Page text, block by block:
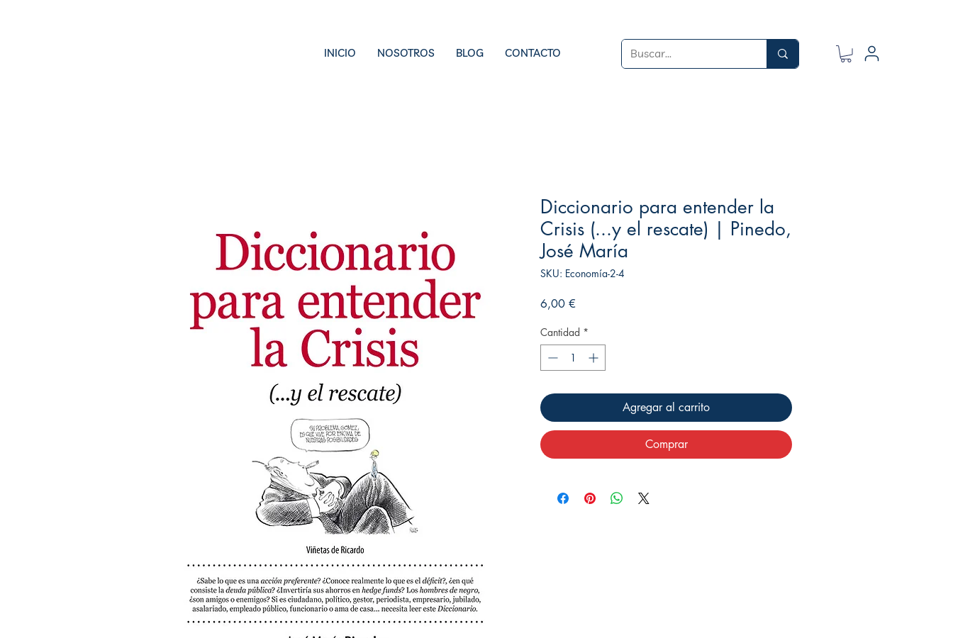
INICIO NOSOTROS BLOG CONTACTO
Diccionario para entender la
Crisis (...y el rescate) | Pinedo,
José María
SKU: Economía-2-4
6,00 €
Cantidad *
Agregar al carrito
Comprar